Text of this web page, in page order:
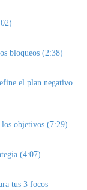
bloqueos (2:38)
el plan negativo
objetivos (7:29)
(4:07)
tus 3 focos